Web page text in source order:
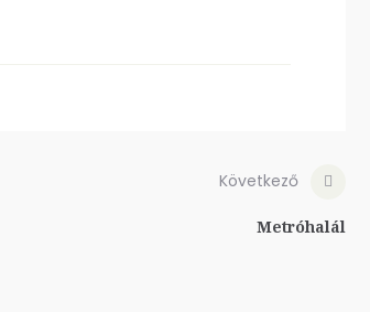
Következő
Metróhalál